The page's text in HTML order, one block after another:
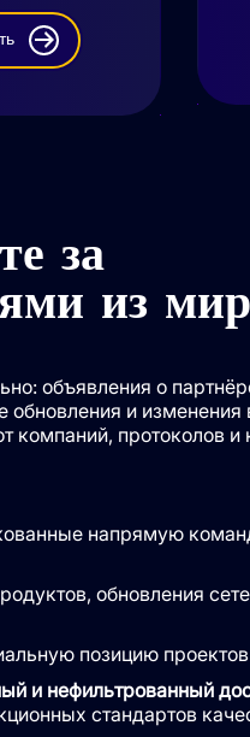
за
из
объявления о
и изменения
компаний, протоколов
напрямую
обновления
позицию
и нефильтрованный
стандартов